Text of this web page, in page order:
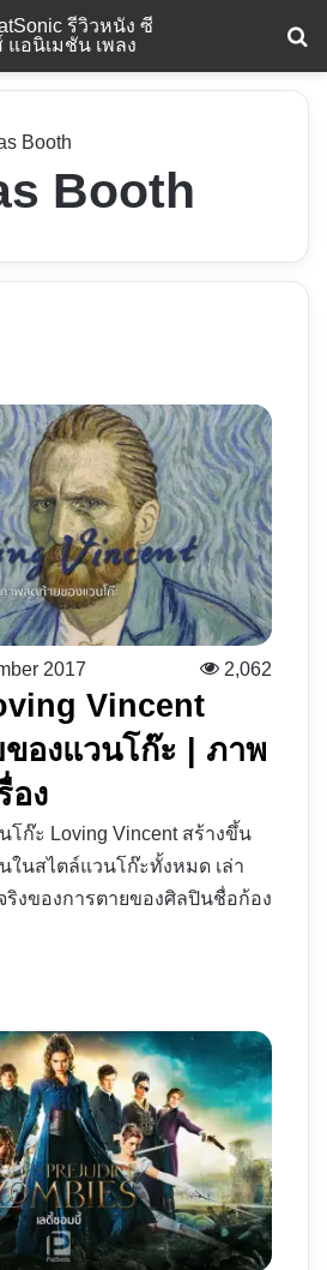
Booth
Booth
2017 2,062
Vincent
องแวนโก๊ะ | ภาพ
อง
ก๊ะ Loving Vincent สร้างขึ้น
ในสไตล์แวนโก๊ะทั้งหมด เล่า
ริงของการตายของศิลปินชื่อก้อง